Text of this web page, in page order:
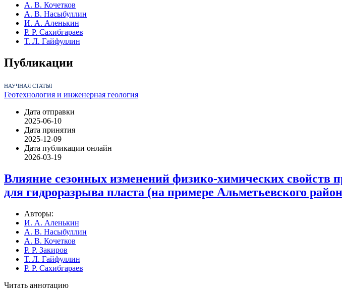
А. В. Кочетков
А. В. Насыбуллин
И. А. Аленькин
Р. Р. Сахибгараев
Т. Л. Гайфуллин
Публикации
НАУЧНАЯ СТАТЬЯ
Геотехнология и инженерная геология
Дата отправки
2025-06-10
Дата принятия
2025-12-09
Дата публикации онлайн
2026-03-19
Влияние сезонных изменений физико-химических свойств
для гидроразрыва пласта (на примере Альметьевского
Авторы:
И. А. Аленькин
А. В. Насыбуллин
А. В. Кочетков
Р. Р. Закиров
Т. Л. Гайфуллин
Р. Р. Сахибгараев
Читать аннотацию